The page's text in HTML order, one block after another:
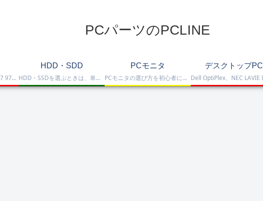
PCパーツのPCLINE
Ryzen 5 5500GT、Ryzen 7 9700X、Ryzen 7 9800X3D、Core Ultra 7 265K、Core i5-12400などを掲載したCPU一覧です。性能・価格・用途を比較しながら、自作PCやゲーミング向けの最適な1台を選べます。
HDD・SDD
HDD・SSDを選ぶときは、単に容量だけを見るのではなく、保存重視なのか、高速化したいのか、NAS運用なのか、外付けで使いたいのかまで整理して選ぶことが大切です。このカテゴリでは、HDDとSSDの基本的な違いを踏まえつつ、保存容量をしっかり確保したい方向けのHDD、高速起動や作業効率を重視したい方向けのSSD、さらにNAS向けHDDやNVMe SSD、SATA SSD、外付けストレージまで比較しや…
PCモニタ
PCモニタの選び方を初心者にも分かりやすく解説。ゲーミングモニタ、4K・高画質モニタ、モバイルモニタ、仕事・普段使い向けモニタまで、用途別に比較しやすくまとめています。
デスクトップPC